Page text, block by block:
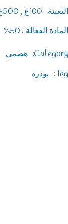
التعبئة : 100غ , 500غ , 1000غ
المادة الفعالة : 50%
Category: هضمي
Tag: بودرة